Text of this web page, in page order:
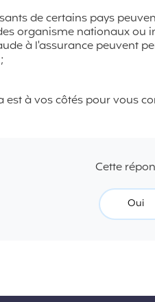
de certains pays
organisme nationaux ou
à l'assurance peuvent
est à vos côtés pour vous
Cette
Oui